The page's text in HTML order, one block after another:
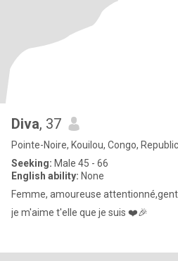
Diva, 37
Pointe-Noire, Kouilou, Congo, Republic
Seeking: Male 45 - 66
English ability: None
Femme, amoureuse
je m'aime t'elle que je suis ❤️🎉